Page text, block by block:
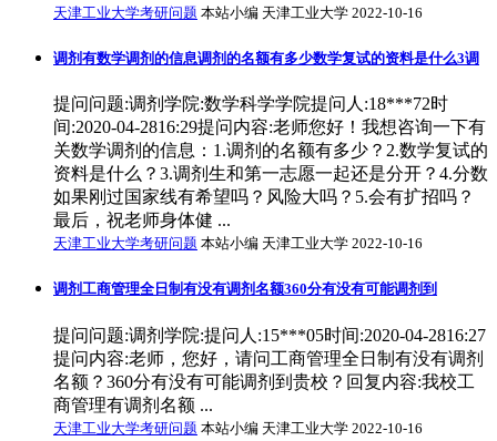
天津工业大学考研问题 本站小编 天津工业大学 2022-10-16
调剂有数学调剂的信息调剂的名额有多少数学复试的资料是什么3调
提问问题:调剂学院:数学科学学院提问人:18***72时
间:2020-04-2816:29提问内容:老师您好！我想咨询一下有
关数学调剂的信息：1.调剂的名额有多少？2.数学复试的
资料是什么？3.调剂生和第一志愿一起还是分开？4.分数
如果刚过国家线有希望吗？风险大吗？5.会有扩招吗？
最后，祝老师身体健 ...
天津工业大学考研问题 本站小编 天津工业大学 2022-10-16
调剂工商管理全日制有没有调剂名额360分有没有可能调剂到
提问问题:调剂学院:提问人:15***05时间:2020-04-2816:27
提问内容:老师，您好，请问工商管理全日制有没有调剂
名额？360分有没有可能调剂到贵校？回复内容:我校工
商管理有调剂名额 ...
天津工业大学考研问题 本站小编 天津工业大学 2022-10-16